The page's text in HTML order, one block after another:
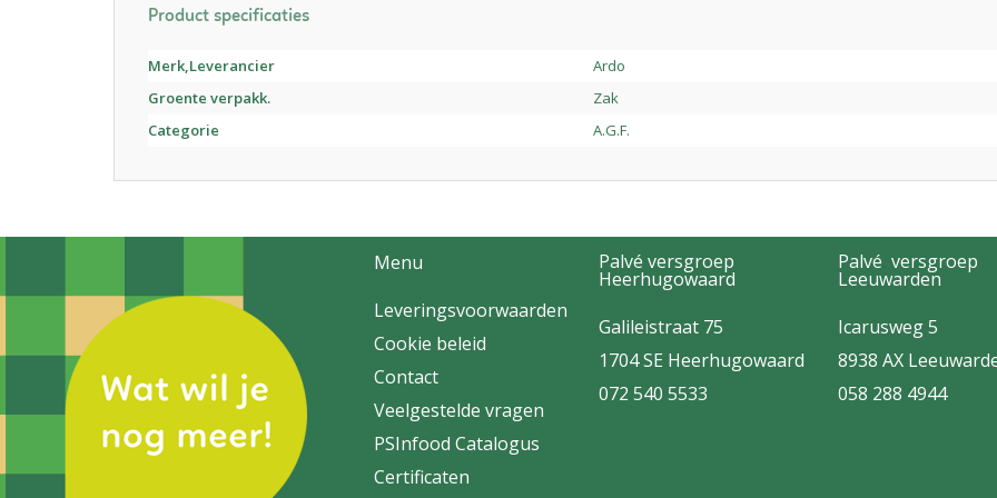
Product specificaties
Merk,Leverancier
Ardo
Groente verpakk.
Zak
Categorie
A.G.F.
Menu
Leveringsvoorwaarden
Cookie beleid
Contact
Veelgestelde vragen
PSInfood Catalogus
Certificaten
Palvé versgroep
Heerhugowaard
Galileistraat 75
1704 SE Heerhugowaard
072 540 5533
Palvé versgroep
Leeuwarden
Icarusweg 5
8938 AX
058 288 4944